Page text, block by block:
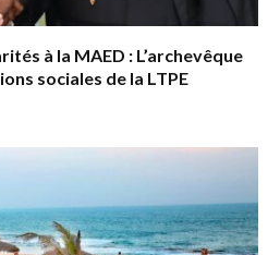
à la MAED : L’archevêque
sociales de la LTPE